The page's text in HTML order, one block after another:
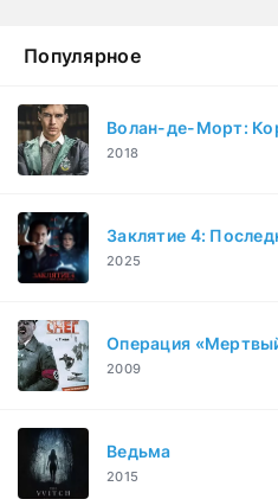
Популярное
Волан-де-Морт:
2018
Заклятие 4:
2025
Операция
2009
Ведьма
2015